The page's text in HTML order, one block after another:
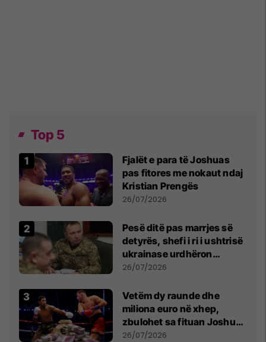
Top 5
Fjalët e para të Joshuas
pas fitores me nokaut ndaj
Kristian Prengës
26/07/2026
Pesë ditë pas marrjes së
detyrës, shefi i ri i ushtrisë
ukrainase urdhëron
kontroll të madh
26/07/2026
Vetëm dy raunde dhe
miliona euro në xhep,
zbulohet sa fituan Joshua
e Prenga
26/07/2026